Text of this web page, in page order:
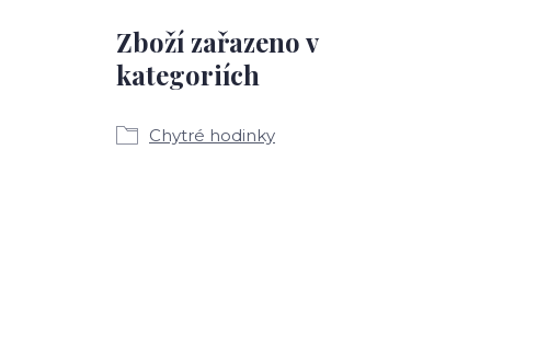
Zboží zařazeno v
kategoriích
Chytré hodinky